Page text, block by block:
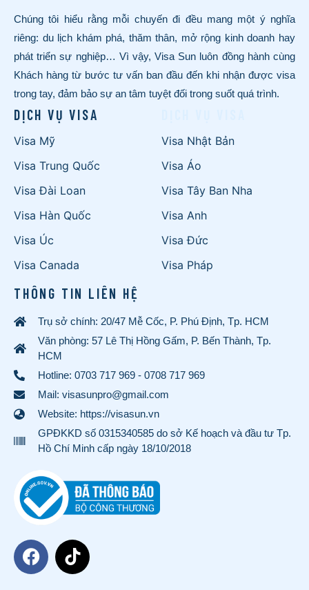
Chúng tôi hiểu rằng mỗi chuyến đi đều mang một ý nghĩa
riêng: du lịch khám phá, thăm thân, mở rộng kinh doanh hay
phát triển sự nghiệp… Vì vậy, Visa Sun luôn đồng hành cùng
Khách hàng từ bước tư vấn ban đầu đến khi nhận được visa
trong tay, đảm bảo sự an tâm tuyệt đối trong suốt quá trình.
DỊCH VỤ VISA
Visa Mỹ
Visa Trung Quốc
Visa Đài Loan
Visa Hàn Quốc
Visa Úc
Visa Canada
Visa Nhật Bản
Visa Áo
Visa Tây Ban Nha
Visa Anh
Visa Đức
Visa Pháp
THÔNG TIN LIÊN HỆ
Trụ sở chính: 20/47 Mễ Cốc, P. Phú Định, Tp. HCM
Văn phòng: 57 Lê Thị Hồng Gấm, P. Bến Thành, Tp.
HCM
Hotline: 0703 717 969 - 0708 717 969
Mail: visasunpro@gmail.com
Website: https://visasun.vn
GPĐKKD số 0315340585 do sở Kế hoạch và đầu tư Tp.
Hồ Chí Minh cấp ngày 18/10/2018